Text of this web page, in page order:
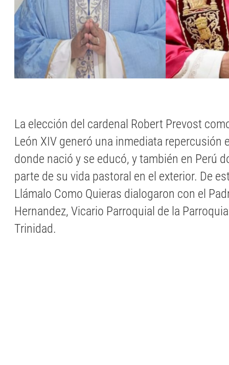
La elección del cardenal Robert Prevost
León XIV generó una inmediata repercusión
donde nació y se educó, y también en Perú
parte de su vida pastoral en el exterior. De
Llámalo Como Quieras dialogaron con el
Hernandez, Vicario Parroquial de la
Trinidad.